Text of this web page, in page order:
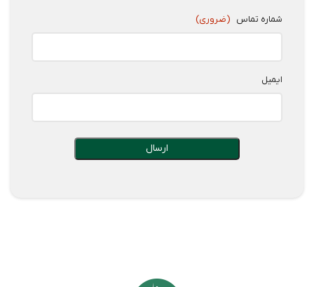
شماره تماس (ضروری)
ایمیل